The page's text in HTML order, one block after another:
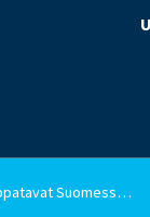
Tutkimus: Ruokaketjun kauppatavat Suomessa hyvällä tasolla